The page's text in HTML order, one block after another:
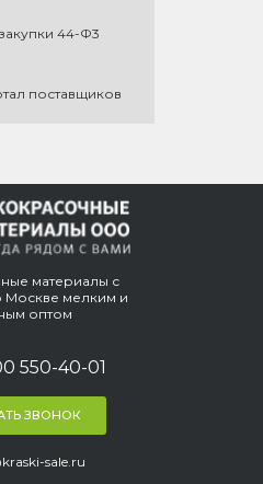
44-Ф3
поставщиков
материалы с
Москве мелким и
оптом
550-40-01
ЗВОНОК
sale.ru